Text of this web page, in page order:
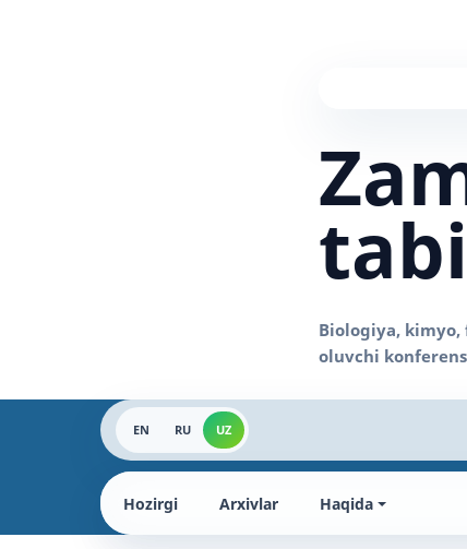
EN RU UZ
Hozirgi Arxivlar Haqida